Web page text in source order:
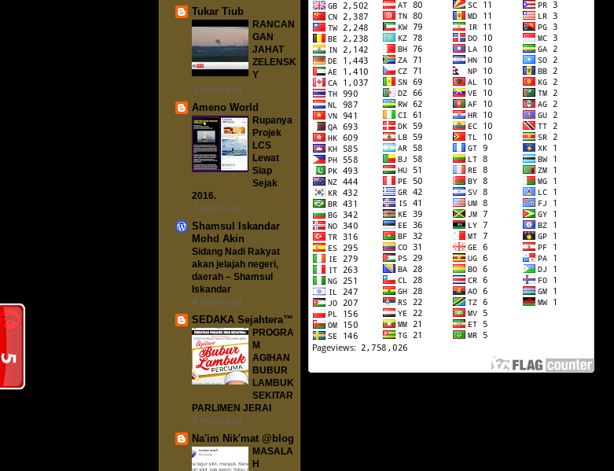
Tukar Tiub
RANCAN
GAN
JAHAT
ZELENSK
Y
3 years ago
Ameno World
Rupanya
Projek
LCS
Lewat
Siap
Sejak
2016.
3 years ago
Shamsul Iskandar
Mohd Akin
Sidang Nadi Rakyat
akan jelajah negeri,
daerah – Shamsul
Iskandar
4 years ago
SEDAKA Sejahtera™
PROGRA
M
AGIHAN
BUBUR
LAMBUK
SEKITAR
PARLIMEN JERAI
4 years ago
Na'im Nik'mat @blog
MASALA
H